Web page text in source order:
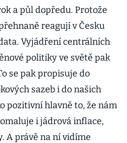
a půl dopředu. Protože
reagují v Česku
Vyjádření centrálních
politiky ve světě pak
se pak propisuje do
sazeb i do našich
pozitivní hlavně to, že nám
i jádrová inflace,
A právě na ní vidíme